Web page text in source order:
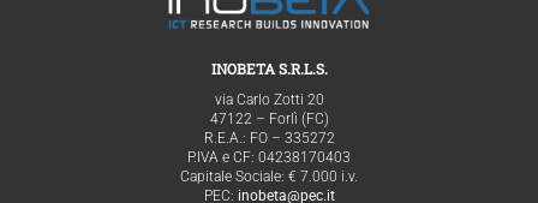
INOBETA S.R.L.S.
via Carlo Zotti 20
47122 – Forlì (FC)
R.E.A.: FO – 335272
P.IVA e CF: 04238170403
Capitale Sociale: € 7.000 i.v.
PEC: inobeta@pec.it